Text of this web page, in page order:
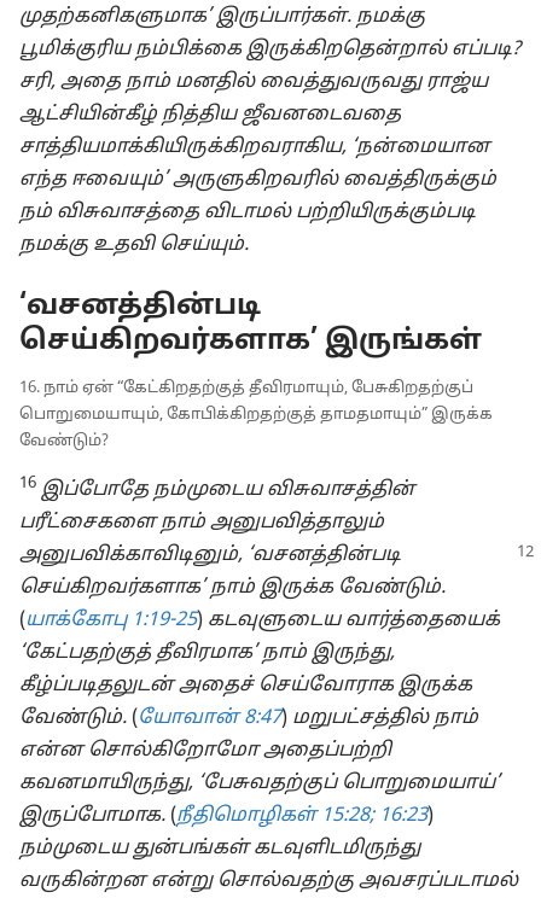
முதற்கனிகளுமாக’ இருப்பார்கள். நமக்கு
பூமிக்குரிய நம்பிக்கை இருக்கிறதென்றால் எப்படி?
சரி, அதை நாம் மனதில் வைத்துவருவது ராஜ்ய
ஆட்சியின்கீழ் நித்திய ஜீவனடைவதை
சாத்தியமாக்கியிருக்கிறவராகிய, ‘நன்மையான
எந்த ஈவையும்’ அருளுகிறவரில் வைத்திருக்கும்
நம் விசுவாசத்தை விடாமல் பற்றியிருக்கும்படி
நமக்கு உதவி செய்யும்.
‘வசனத்தின்படி
செய்கிறவர்களாக’ இருங்கள்
16. நாம் ஏன் “கேட்கிறதற்குத் தீவிரமாயும், பேசுகிறதற்குப்
பொறுமையாயும், கோபிக்கிறதற்குத் தாமதமாயும்” இருக்க
வேண்டும்?
16 இப்போதே நம்முடைய விசுவாசத்தின்
பரீட்சைகளை நாம் அனுபவித்தாலும்
அனுபவிக்காவிடினும், ‘வசனத்தின்படி
செய்கிறவர்களாக’ நாம் இருக்க வேண்டும்.
(யாக்கோபு 1:19-25) கடவுளுடைய வார்த்தையைக்
‘கேட்பதற்குத் தீவிரமாக’ நாம் இருந்து,
கீழ்ப்படிதலுடன் அதைச் செய்வோராக இருக்க
வேண்டும். (யோவான் 8:47) மறுபட்சத்தில் நாம்
என்ன சொல்கிறோமோ அதைப்பற்றி
கவனமாயிருந்து, ‘பேசுவதற்குப் பொறுமையாய்’
இருப்போமாக. (நீதிமொழிகள் 15:28; 16:23)
நம்முடைய துன்பங்கள் கடவுளிடமிருந்து
வருகின்றன என்று சொல்வதற்கு அவசரப்படாமல்